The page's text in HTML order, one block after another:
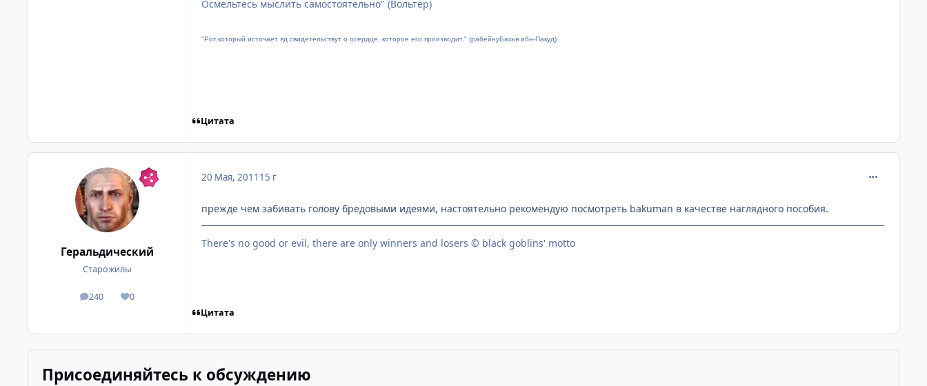
Осмельтесь мыслить самостоятельно" (Вольтер)
"Рот,который источает яд свидетельствут о осердце, которое его производит." (рабейнуБахья ибн-Пакуд)
Цитата
Геральдический
Старожилы
240
посты 0
Репутация
20 Мая, 2011 15 г
прежде чем забивать голову бредовыми идеями, настоятельно рекомендую посмотреть bakuman в качестве наглядного пособия.
There's no good or evil, there are only winners and losers © black goblins' motto
Цитата
Присоединяйтесь к обсуждению